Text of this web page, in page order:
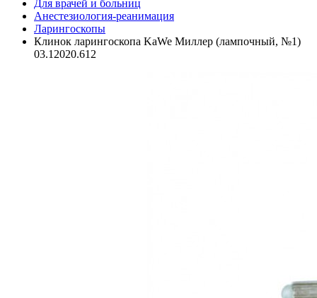
Для врачей и больниц
Анестезиология-реанимация
Ларингоскопы
Клинок ларингоскопа KaWe Миллер (лампочный, №1)
03.12020.612